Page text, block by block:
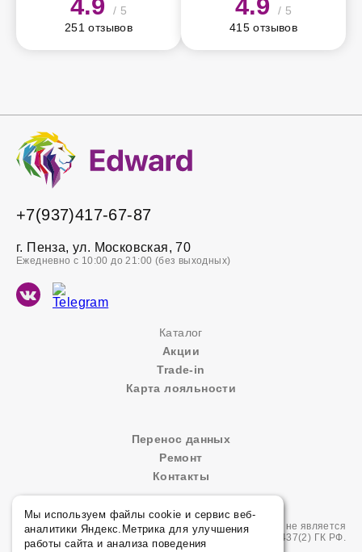
4.9/ 5
251 отзывов
4.9/ 5
415 отзывов
+7(937)417-67-87
г. Пенза, ул. Московская, 70
Ежедневно с 10:00 до 21:00 (без выходных)
Каталог
Акции
Trade-in
Карта лояльности
Перенос данных
Ремонт
Контакты
Сайт носит сугубо информационный характер и не является
публичной офертой, определяемой Статьей 437(2) ГК РФ.
Мы используем файлы cookie и сервис веб-
аналитики Яндекс.Метрика для улучшения
работы сайта и анализа поведения